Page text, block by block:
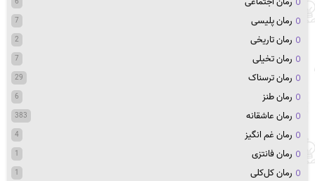
رمان پلیسی 7
رمان تاریخی 2
رمان تخیلی 7
رمان ترسناک 29
رمان طنز 6
رمان عاشقانه 383
رمان غم انگیز 4
رمان فانتزی 1
رمان کل‌کلی 1